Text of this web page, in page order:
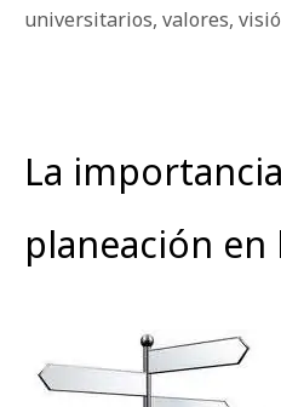
universitarios, valores,
La
planeación en